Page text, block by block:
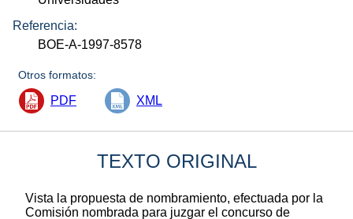
Referencia:
BOE-A-1997-8578
Otros formatos:
PDF XML
TEXTO ORIGINAL
Vista la propuesta de nombramiento, efectuada por la
Comisión nombrada para juzgar el concurso de